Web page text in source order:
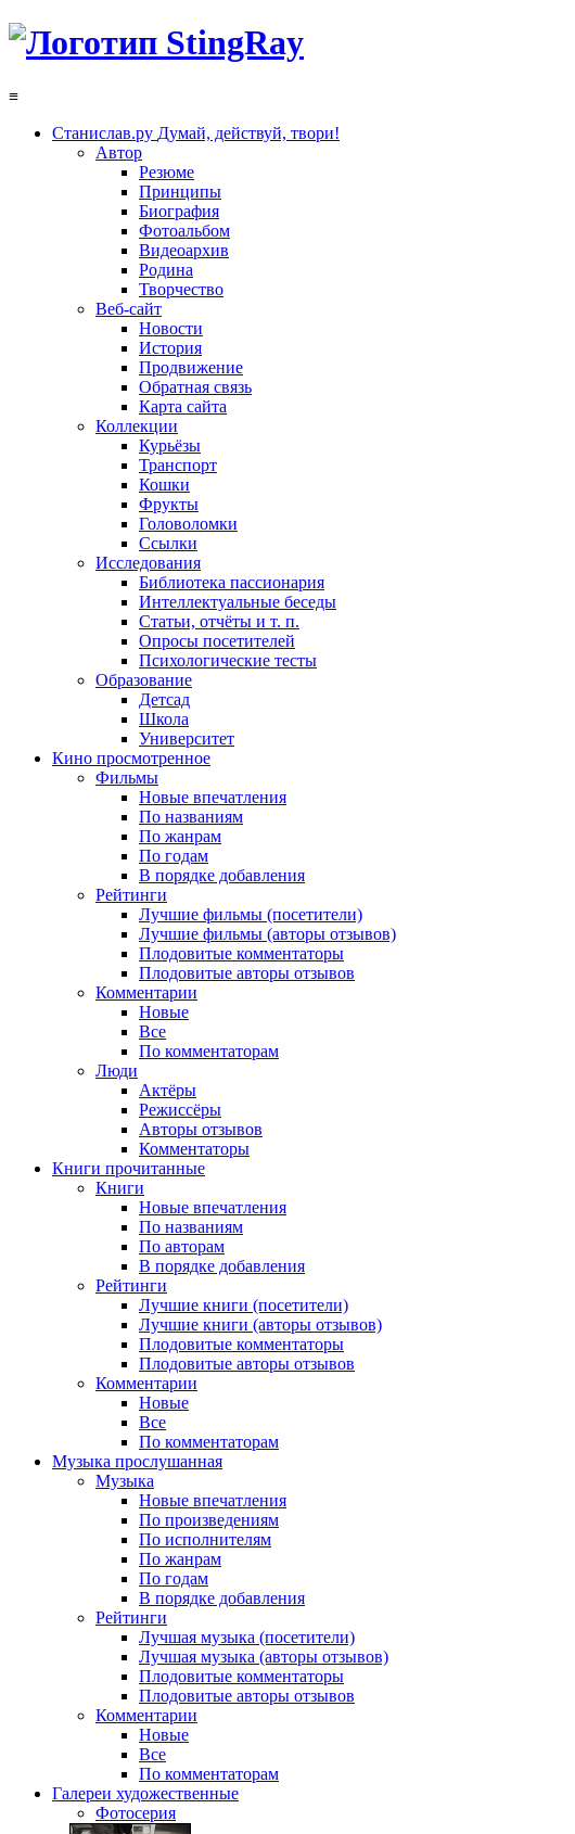
≡
Станислав.ру Думай, действуй, твори!
Автор
Резюме
Принципы
Биография
Фотоальбом
Видеоархив
Родина
Творчество
Веб-сайт
Новости
История
Продвижение
Обратная связь
Карта сайта
Коллекции
Курьёзы
Транспорт
Кошки
Фрукты
Головоломки
Ссылки
Исследования
Библиотека пассионария
Интеллектуальные беседы
Статьи, отчёты и т. п.
Опросы посетителей
Психологические тесты
Образование
Детсад
Школа
Университет
Кино просмотренное
Фильмы
Новые впечатления
По названиям
По жанрам
По годам
В порядке добавления
Рейтинги
Лучшие фильмы (посетители)
Лучшие фильмы (авторы отзывов)
Плодовитые комментаторы
Плодовитые авторы отзывов
Комментарии
Новые
Все
По комментаторам
Люди
Актёры
Режиссёры
Авторы отзывов
Комментаторы
Книги прочитанные
Книги
Новые впечатления
По названиям
По авторам
В порядке добавления
Рейтинги
Лучшие книги (посетители)
Лучшие книги (авторы отзывов)
Плодовитые комментаторы
Плодовитые авторы отзывов
Комментарии
Новые
Все
По комментаторам
Музыка прослушанная
Музыка
Новые впечатления
По произведениям
По исполнителям
По жанрам
По годам
В порядке добавления
Рейтинги
Лучшая музыка (посетители)
Лучшая музыка (авторы отзывов)
Плодовитые комментаторы
Плодовитые авторы отзывов
Комментарии
Новые
Все
По комментаторам
Галереи художественные
Фотосерия